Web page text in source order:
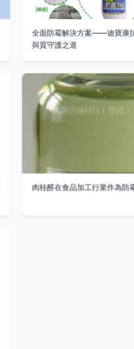
全面防霉解決方案——迪寶康
與質守護之道
肉桂醛在食品加工行業作為防